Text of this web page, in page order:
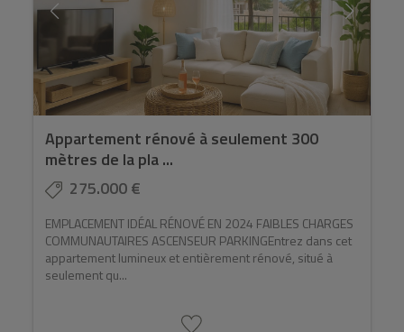
Appartement rénové à seulement 300
mètres de la pla ...
275.000 €
EMPLACEMENT IDÉAL RÉNOVÉ EN 2024 FAIBLES CHARGES
COMMUNAUTAIRES ASCENSEUR PARKINGEntrez dans cet
appartement lumineux et entièrement rénové, situé à
seulement qu...